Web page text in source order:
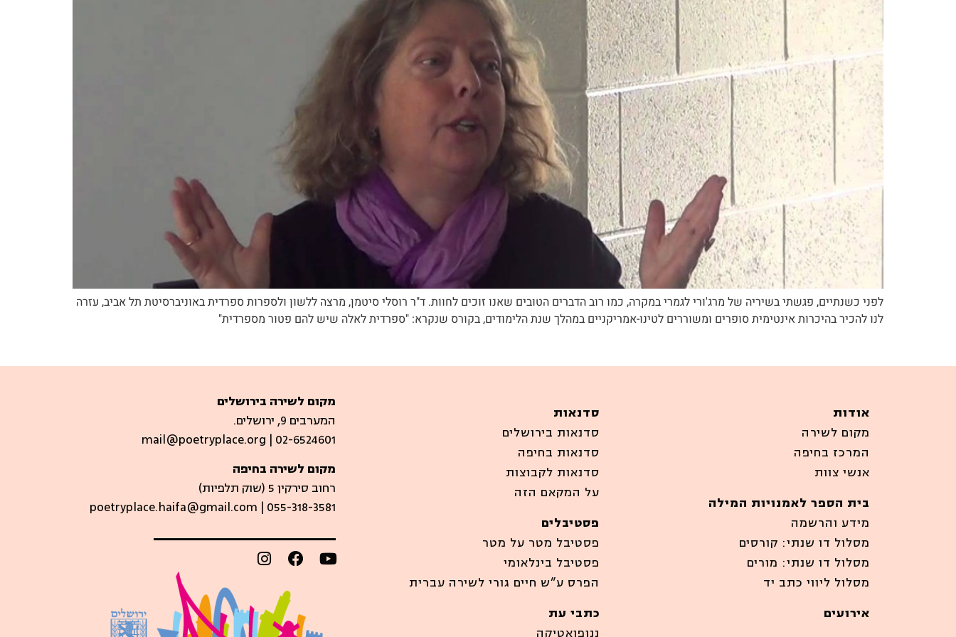
לפני כשנתיים, פגשתי בשיריה של מרג'ורי לגמרי במקרה, כמו רוב הדברים הטובים שאנו זוכים לחוות. ד"ר רוסלי סיטמן, מרצה ללשון ולספרות ספרדית באוניברסיטת תל אביב, עזרה
לנו להכיר בהיכרות אינטימית סופרים ומשוררים לטינו-אמריקניים במהלך שנת הלימודים, בקורס שנקרא: "ספרדית לאלה שיש להם פטור מספרדית"
אודות
מקום לשירה
המרכז בחיפה
אנשי צוות
בית הספר לאמנויות המילה
מידע והרשמה
מסלול דו שנתי: קורסים
מסלול דו שנתי: מורים
מסלול ליווי כתב יד
אירועים
סדנאות
סדנאות בירושלים
סדנאות בחיפה
סדנאות לקבוצות
על המקאם הזה
פסטיבלים
פסטיבל מטר על מטר
פסטיבל בינלאומי
הפרס ע”ש חיים גורי לשירה עברית
כתבי עת
ננופואטיקה
מקום לשירה בירושלים
המערבים 9, ירושלים.
mail@poetryplace.org | 02-6524601
מקום לשירה בחיפה
רחוב סירקין 5 (שוק תלפיות)​
poetryplace.haifa@gmail.com | ​055-318-3581